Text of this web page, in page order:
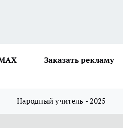
Заказать рекламу
Народный учитель - 2025